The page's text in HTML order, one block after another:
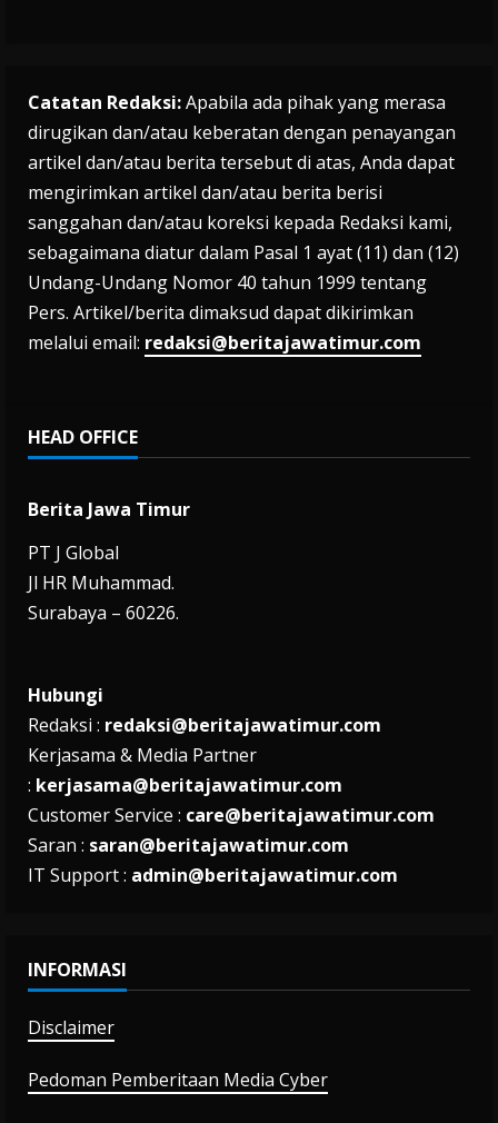
Catatan Redaksi:Apabila ada pihak yang merasa
dirugikan dan/atau keberatan dengan penayangan
artikel dan/atau berita tersebut di atas, Anda dapat
mengirimkan artikel dan/atau berita berisi
sanggahan dan/atau koreksi kepada Redaksi kami,
sebagaimana diatur dalam Pasal 1 ayat (11) dan (12)
Undang-Undang Nomor 40 tahun 1999 tentang
Pers. Artikel/berita dimaksud dapat dikirimkan
melalui email: redaksi@beritajawatimur.com
HEAD OFFICE
Berita Jawa Timur
PT J Global
Jl HR Muhammad.
Surabaya – 60226.
Hubungi
Redaksi : redaksi@beritajawatimur.com
Kerjasama & Media Partner
: kerjasama@beritajawatimur.com
Customer Service : care@beritajawatimur.com
Saran : saran@beritajawatimur.com
IT Support : admin@beritajawatimur.com
INFORMASI
Disclaimer
Pedoman Pemberitaan Media Cyber